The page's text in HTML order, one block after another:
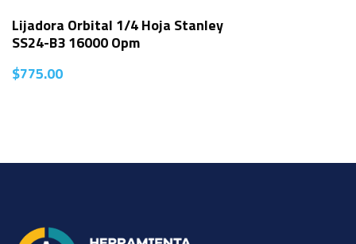
Lijadora Orbital 1/4 Hoja Stanley
SS24-B3 16000 Opm
$775.00